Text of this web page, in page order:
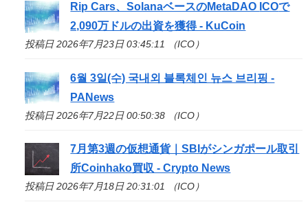
Rip Cars、SolanaベースのMetaDAO ICOで
2,090万ドルの出資を獲得 - KuCoin
投稿日 2026年7月23日 03:45:11 （ICO）
6월 3일(수) 국내외 블록체인 뉴스 브리핑 -
PANews
投稿日 2026年7月22日 00:50:38 （ICO）
7月第3週の仮想通貨｜SBIがシンガポール取引
所Coinhako買収 - Crypto News
投稿日 2026年7月18日 20:31:01 （ICO）